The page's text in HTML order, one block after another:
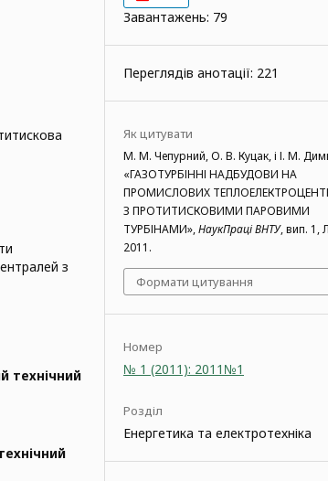
з
технічний
Завантажень: 79
Переглядів анотації: 221
Як цитувати
М. М. Чепурний, О. В. Куцак, і І. М.
«ГАЗОТУРБІННІ НАДБУДОВИ НА
ПРОМИСЛОВИХ
З ПРОТИТИСКОВИМИ ПАРОВИМИ
ТУРБІНАМИ»,НаукПраці ВНТУ, вип. 1,
2011.
Формати цитування
Номер
№ 1 (2011): 2011№1
Розділ
Енергетика та електротехніка